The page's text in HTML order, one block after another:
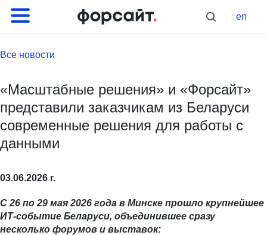
en
Все новости
«Масштабные решения» и «Форсайт»
представили заказчикам из Беларуси
современные решения для работы с
данными
03.06.2026 г.
С 26 по 29 мая 2026 года в Минске прошло крупнейшее
ИТ-событие Беларуси, объединившее сразу
несколько форумов и выставок: